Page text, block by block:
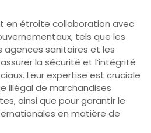
en étroite collaboration avec
tels que les
agences sanitaires et les
la sécurité et l’intégrité
Leur expertise est cruciale
illégal de marchandises
ainsi que pour garantir le
en matière de